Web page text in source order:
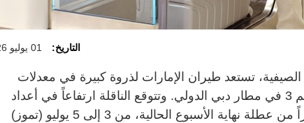
التاريخ: 01 يوليو 2026
تستعد طيران الإمارات لذروة كبيرة في معدلات
حركة السفر عبر المبنى رقم 3 في مطار دبي الدولي. وتتوقع الناقلة ارتفاعاً في أعداد
المسافرين المغادرين اعتباراً من عطلة نهاية الأسبوع الحالية، من 3 إلى 5 يوليو (تموز)